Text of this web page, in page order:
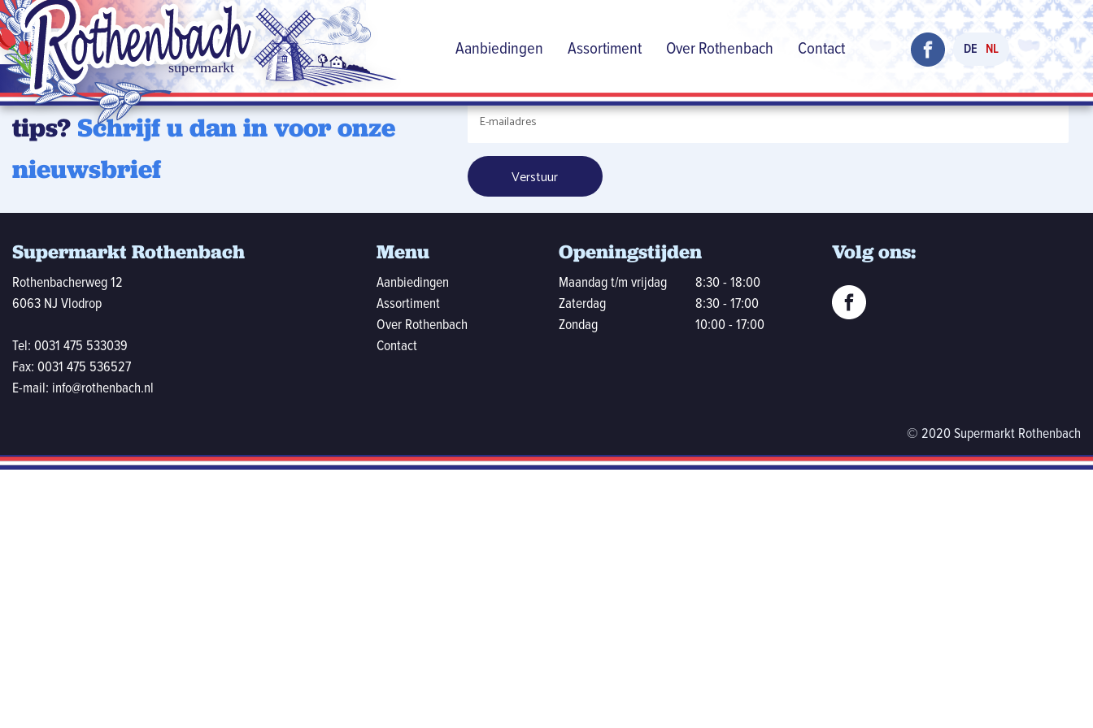
Aanbiedingen Assortiment Over Rothenbach Contact DE NL
Wilt u op de hoogte blijven de
laatste aanbiedingen of handige
tips? Schrijf u dan in voor onze
nieuwsbrief
Supermarkt Rothenbach
Rothenbacherweg 12
6063 NJ Vlodrop
Tel: 0031 475 533039
Fax: 0031 475 536527
E-mail: info@rothenbach.nl
Menu
Aanbiedingen
Assortiment
Over Rothenbach
Contact
Openingstijden
Maandag t/m vrijdag
8:30 - 18:00
Zaterdag
8:30 - 17:00
Zondag
10:00 - 17:00
Volg ons:
© 2020 Supermarkt Rothenbach